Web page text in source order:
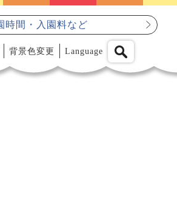
時間・入園料など
背景色変更 Language